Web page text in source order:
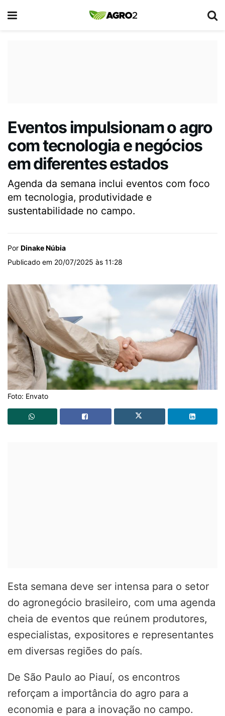
Eventos impulsionam o agro
com tecnologia e negócios
em diferentes estados
Agenda da semana inclui eventos com foco
em tecnologia, produtividade e
sustentabilidade no campo.
Por Dinake Núbia
Publicado em 20/07/2025 às 11:28
Foto: Envato
Esta semana deve ser intensa para o setor
do agronegócio brasileiro, com uma agenda
cheia de eventos que reúnem produtores,
especialistas, expositores e representantes
em diversas regiões do país.
De São Paulo ao Piauí, os encontros
reforçam a importância do agro para a
economia e para a inovação no campo.